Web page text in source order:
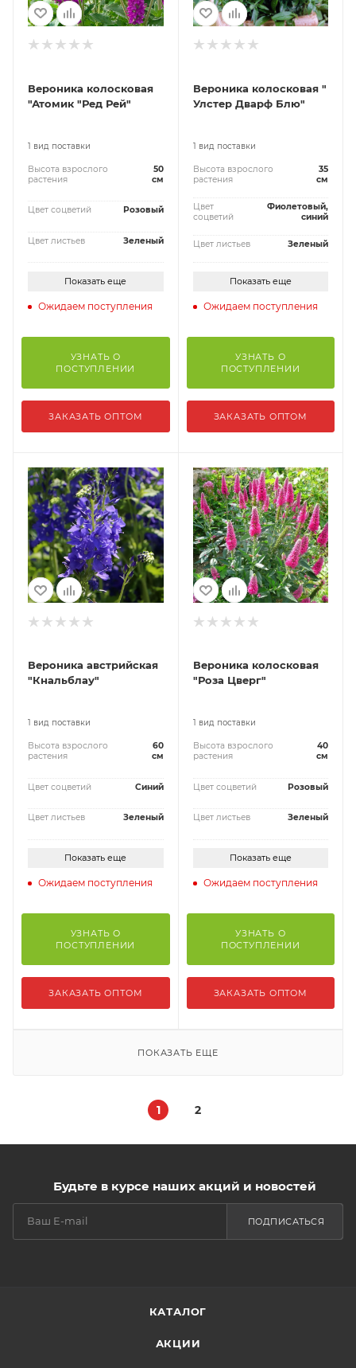
Вероника колосковая
"Атомик "Ред Рей"
1 вид поставки
Высота взрослого
растения
50
см
Цвет соцветий Розовый
Цвет листьев Зеленый
Показать еще
Ожидаем поступления
УЗНАТЬ О
ПОСТУПЛЕНИИ
ЗАКАЗАТЬ ОПТОМ
Вероника колосковая "
Улстер Дварф Блю"
1 вид поставки
Высота взрослого
растения
35
см
Цвет
соцветий
Фиолетовый,
синий
Цвет листьев Зеленый
Показать еще
Ожидаем поступления
УЗНАТЬ О
ПОСТУПЛЕНИИ
ЗАКАЗАТЬ ОПТОМ
Вероника австрийская
"Кнальблау"
1 вид поставки
Высота взрослого
растения
60
см
Цвет соцветий Синий
Цвет листьев Зеленый
Показать еще
Ожидаем поступления
УЗНАТЬ О
ПОСТУПЛЕНИИ
ЗАКАЗАТЬ ОПТОМ
Вероника колосковая
"Роза Цверг"
1 вид поставки
Высота взрослого
растения
40
см
Цвет соцветий Розовый
Цвет листьев Зеленый
Показать еще
Ожидаем поступления
УЗНАТЬ О
ПОСТУПЛЕНИИ
ЗАКАЗАТЬ ОПТОМ
ПОКАЗАТЬ ЕЩЕ
1 2
Будьте в курсе наших акций и новостей
ПОДПИСАТЬСЯ
КАТАЛОГ
АКЦИИ